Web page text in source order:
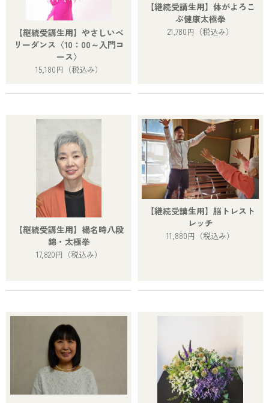
【継続受講生用】やさしいベ
リーダンス〈10：00～入門コ
ース〉
15,180円 （税込み）
【継続受講生用】体がよろこ
ぶ健康太極拳
21,780円 （税込み）
【継続受講生用】楊名時八段
錦・太極拳
17,820円 （税込み）
【継続受講生用】脳トレスト
レッチ
11,880円 （税込み）